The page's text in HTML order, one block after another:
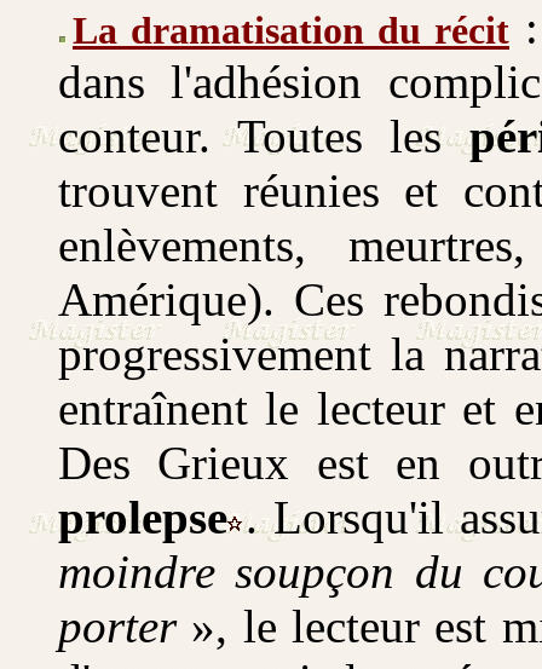
La dramatisation du récit
dans l'adhésion
conteur. Toutes les
trouvent réunies et
enlèvements,
Amérique). Ces
progressivement la
entraînent le lecteur et
Des Grieux est en
prolepse . Lorsqu'il
moindre soupçon du
porter», le lecteur est